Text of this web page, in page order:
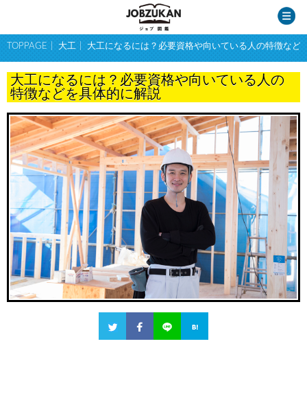
TOPPAGE 大工 大工になるには？必要資格や向いている人の特徴など
大工になるには？必要資格や向いている人の
特徴などを具体的に解説